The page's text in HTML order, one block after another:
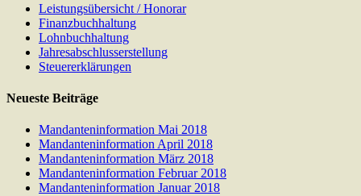
Leistungsübersicht / Honorar
Finanzbuchhaltung
Lohnbuchhaltung
Jahresabschlusserstellung
Steuererklärungen
Neueste Beiträge
Mandanteninformation Mai 2018
Mandanteninformation April 2018
Mandanteninformation März 2018
Mandanteninformation Februar 2018
Mandanteninformation Januar 2018